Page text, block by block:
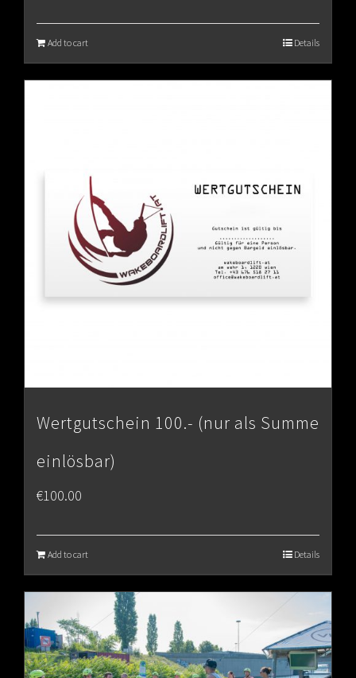
Add to cart Details
Wertgutschein 100.- (nur als Summe
einlösbar)
€100.00
Add to cart Details